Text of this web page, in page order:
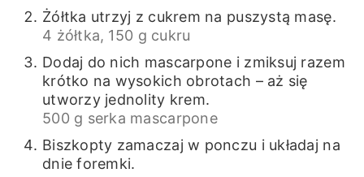
Żółtka utrzyj z cukrem na puszystą masę.
4 żółtka, 150 g cukru
Dodaj do nich mascarpone i zmiksuj razem
krótko na wysokich obrotach – aż się
utworzy jednolity krem.
500 g serka mascarpone
Biszkopty zamaczaj w ponczu i układaj na
dnie foremki.